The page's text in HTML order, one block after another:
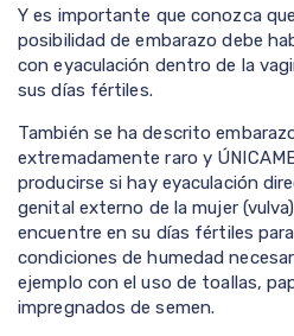
Y es importante que conozca
posibilidad de embarazo debe
con eyaculación dentro de la
sus días fértiles.
También se ha descrito
extremadamente raro y
producirse si hay eyaculación
genital externo de la mujer
encuentre en su días fértiles
condiciones de humedad
ejemplo con el uso de toallas,
impregnados de semen.